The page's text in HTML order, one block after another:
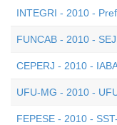
INTEGRI - 2010 -
FUNCAB - 2010 -
CEPERJ - 2010 -
UFU-MG - 2010 -
FEPESE - 2010 -